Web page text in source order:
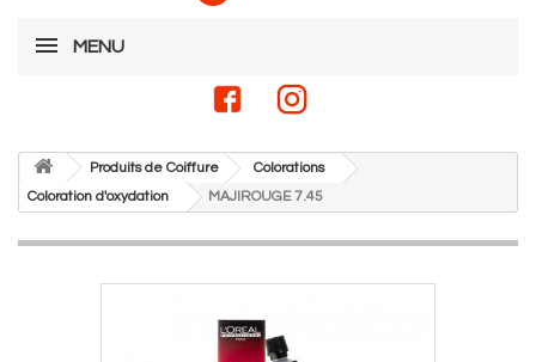
MENU
Produits de Coiffure
Colorations
Coloration d'oxydation
MAJIROUGE 7.45